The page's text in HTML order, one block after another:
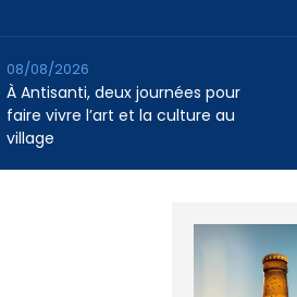
À Antisanti, deux journées pour
faire vivre l’art et la culture au
village
08/08/2026